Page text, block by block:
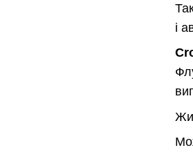
і